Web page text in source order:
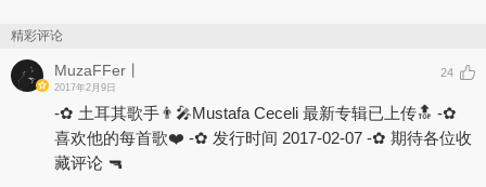
精彩评论
MuzaFFer丨
2017年2月9日
24
-✿ 土耳其歌手👨‍🎤Mustafa Ceceli 最新专辑已上传🔝 -✿
喜欢他的每首歌❤️ -✿ 发行时间 2017-02-07 -✿ 期待各位收
藏评论 🔫